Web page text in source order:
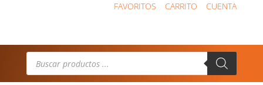
CUENTA
CARRITO
FAVORITOS
Búsqueda
productos